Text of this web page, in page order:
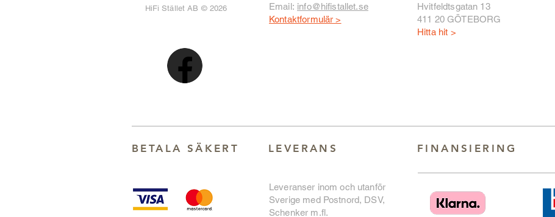
HiFi Stället AB © 2026
Email: info@hifistallet.se
Kontaktformulär >
Hvitfeldtsgatan 13
411 20 GÖTEBORG
Hitta hit >
BETALA SÄKER T LEVERANS FINANSIERING
Leveranser inom och utanför
Sverige med Postnord, DSV,
Schenker m.fl.